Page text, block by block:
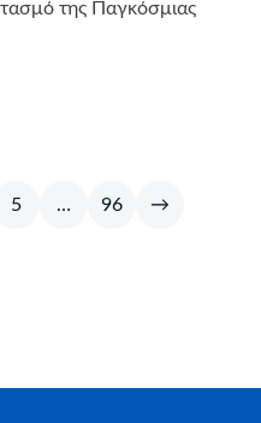
της Παγκόσμιας
5 … 96 →